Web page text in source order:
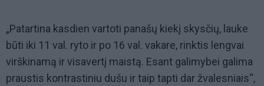
„Patartina kasdien vartoti panašų kiekį skysčių, lauke
būti iki 11 val. ryto ir po 16 val. vakare, rinktis lengvai
virškinamą ir visavertį maistą. Esant galimybei galima
praustis kontrastiniu dušu ir taip tapti dar žvalesniais“,